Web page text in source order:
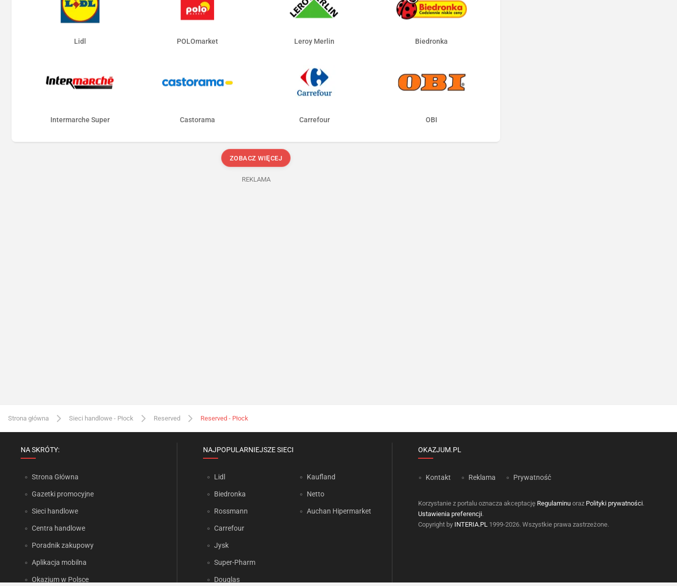
Lidl POLOmarket Leroy Merlin Biedronka
Intermarche Super Castorama Carrefour OBI
ZOBACZ WIĘCEJ
REKLAMA
Strona główna Sieci handlowe - Płock Reserved Reserved - Płock
NA SKRÓTY:
Strona Główna
Gazetki promocyjne
Sieci handlowe
Centra handlowe
Poradnik zakupowy
Aplikacja mobilna
Okazjum w Polsce
NAJPOPULARNIEJSZE SIECI
Lidl
Biedronka
Rossmann
Carrefour
Jysk
Super-Pharm
Douglas
Kaufland
Netto
Auchan Hipermarket
OKAZJUM.PL
Kontakt Reklama Prywatność
Korzystanie z portalu oznacza akceptację Regulaminu oraz Polityki prywatności.
Ustawienia preferencji.
Copyright by INTERIA.PL 1999-2026. Wszystkie prawa zastrzeżone.